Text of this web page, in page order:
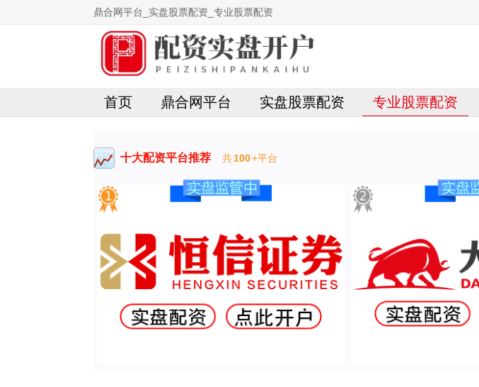
鼎合网平台_实盘股票配资_专业股票配资
首页 鼎合网平台 实盘股票配资 专业股票配资
十大配资平台推荐 共100+平台